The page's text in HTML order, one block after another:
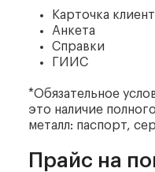
Карточка
Анкета
Справки
ГИИС
*Обязательное
это наличие
металл: паспорт,
Прайс на